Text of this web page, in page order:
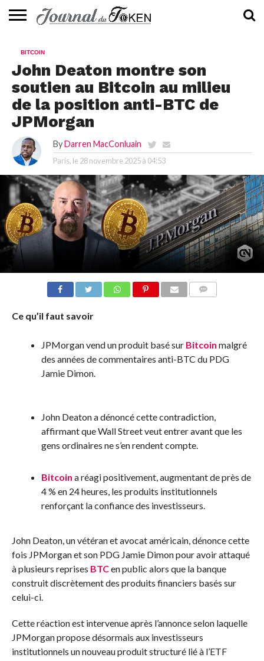
📰
EVALUATION
GUIDE
TENDANCES
À
CONTACTEZ-
BITCOIN
John Deaton montre son
soutien au Bitcoin au milieu
de la position anti-BTC de
JPMorgan
By Darren MacConluain
Paris, le 28 novembre 2025 à 04:53
Ce qu’il faut savoir
JPMorgan vend un produit basé sur Bitcoin malgré
des années de commentaires anti-BTC du PDG
Jamie Dimon.
John Deaton a dénoncé cette contradiction,
affirmant que Wall Street veut entrer avant que les
gens ordinaires ne s’en rendent compte.
Bitcoin a réagi positivement, augmentant de près de
4 % en 24 heures, les produits institutionnels
renforçant la confiance des investisseurs.
John Deaton, un vétéran et avocat américain, dénonce cette
fois JPMorgan et son PDG Jamie Dimon pour avoir attaqué
à plusieurs reprises BTCen public alors que la banque
construit discrètement des produits financiers basés sur
celui-ci.
Cette réaction est intervenue après l’annonce selon laquelle
JPMorgan propose désormais aux investisseurs
institutionnels un nouveau produit structuré lié à l’ETF